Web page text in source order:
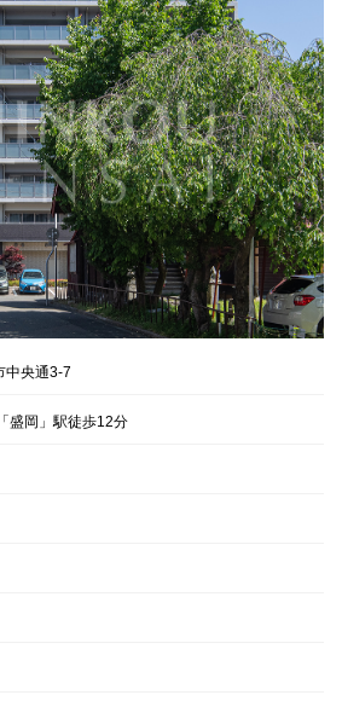
中央通3-7
盛岡」駅徒歩12分